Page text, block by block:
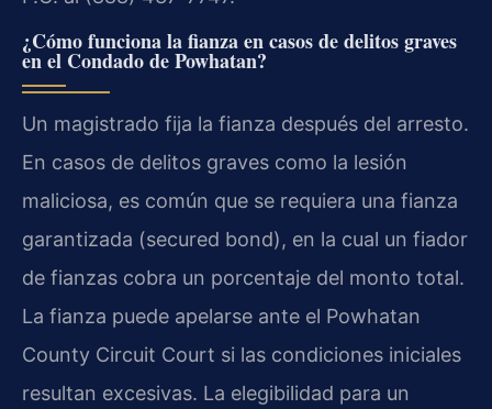
¿Cómo funciona la fianza en casos de delitos graves
en el Condado de Powhatan?
Un magistrado fija la fianza después del arresto.
En casos de delitos graves como la lesión
maliciosa, es común que se requiera una fianza
garantizada (secured bond), en la cual un fiador
de fianzas cobra un porcentaje del monto total.
La fianza puede apelarse ante el Powhatan
County Circuit Court si las condiciones iniciales
resultan excesivas. La elegibilidad para un